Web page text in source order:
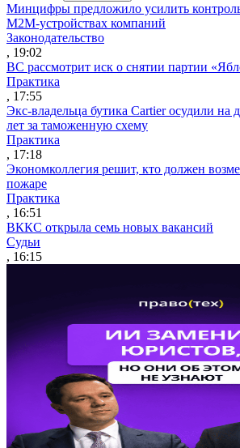
Минцифры предложило усилить
M2M-устройствах компаний
Законодательство
, 19:02
ВС рассмотрит иск о снятии партии
Практика
, 17:55
Экс-владельца бутика Cartier осудили на
лет за таможенную схему
Практика
, 17:18
Экономколлегия решит, кто должен
пожаре
Практика
, 16:51
ВККС открыла семь новых вакансий
Судьи
, 16:15